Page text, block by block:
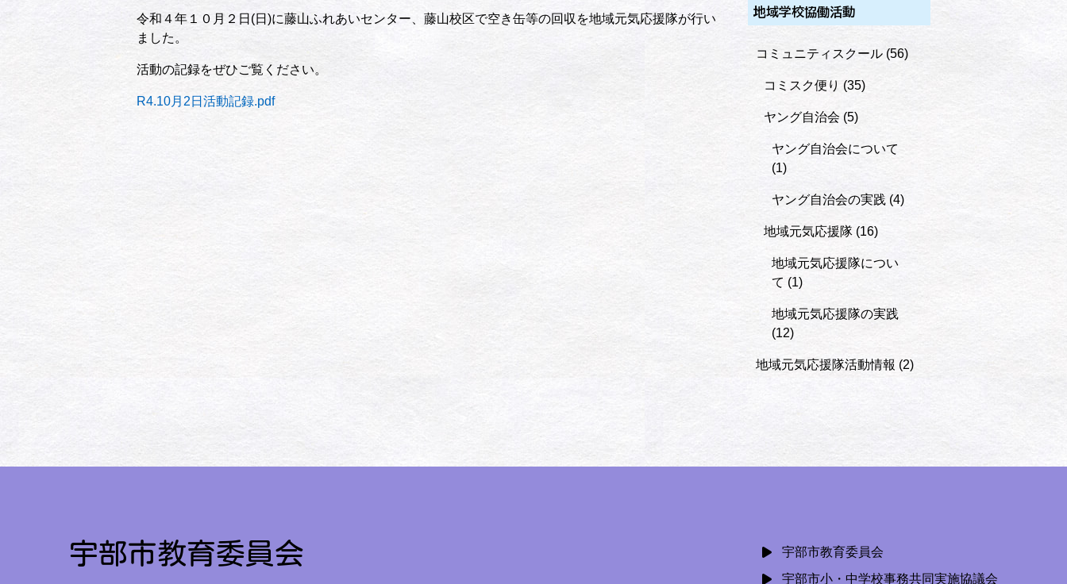
令和４年１０月２日(日)に藤山ふれあいセンター、藤山校区で空き缶等の回収を地域元気応援隊が行い
ました。
活動の記録をぜひご覧ください。
R4.10月2日活動記録.pdf
地域学校協働活動
コミュニティスクール (56)
コミスク便り (35)
ヤング自治会 (5)
ヤング自治会について
(1)
ヤング自治会の実践 (4)
地域元気応援隊 (16)
地域元気応援隊につい
て (1)
地域元気応援隊の実践
(12)
地域元気応援隊活動情報 (2)
宇部市教育委員会
宇部市教育委員会
宇部市小・中学校事務共同実施協議会